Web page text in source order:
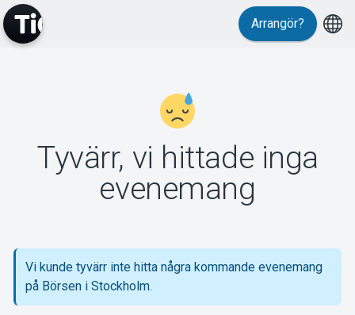
Support
Om Tickster
Arrangör?
Tyvärr, vi hittade inga
evenemang
Vi kunde tyvärr inte hitta några kommande evenemang
på Börsen i Stockholm.